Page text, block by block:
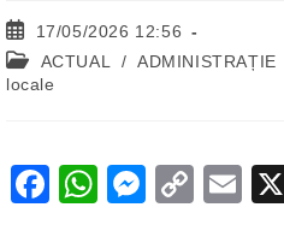
Post
published:
17/05/2026 12:56
Post
category:
ACTUAL / ADMINISTRAȚIE
locale
F
W
M
C
E